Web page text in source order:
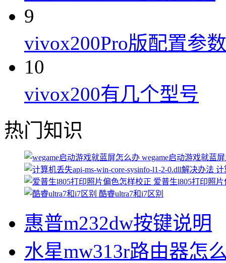
9
vivox200Pro版配置参数
10
vivox200有几个型号
热门知识
wegame启动游戏就蓝
计
爱普生l805打印照
酷睿ultra7和i7区别
惠普m232dw按键说明
水星mw313r路由器怎